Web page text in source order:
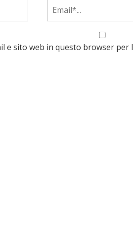
e sito web in questo browser